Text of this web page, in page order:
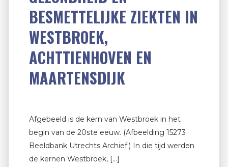
BESMETTELIJKE ZIEKTEN IN
WESTBROEK,
ACHTTIENHOVEN EN
MAARTENSDIJK
Afgebeeld is de kern van Westbroek in het
begin van de 20ste eeuw. (Afbeelding 15273
Beeldbank Utrechts Archief.) In die tijd werden
de kernen Westbroek, […]